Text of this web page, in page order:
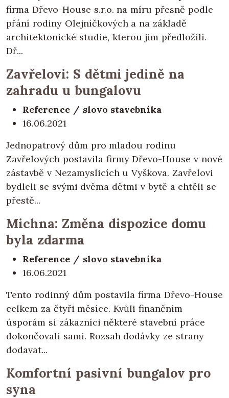
firma Dřevo-House s.r.o. na míru přesně podle
přání rodiny Olejníčkových a na základě
architektonické studie, kterou jim předložili.
Dř...
Zavřelovi: S dětmi jedině na
zahradu u bungalovu
Reference / slovo stavebníka
16.06.2021
Jednopatrový dům pro mladou rodinu
Zavřelových postavila firmy Dřevo-House v nové
zástavbě v Nezamyslicích u Vyškova. Zavřelovi
bydleli se svými dvěma dětmi v bytě a chtěli se
přestě...
Michna: Změna dispozice domu
byla zdarma
Reference / slovo stavebníka
16.06.2021
Tento rodinný dům postavila firma Dřevo-House
celkem za čtyři měsíce. Kvůli finančním
úsporám si zákazníci některé stavební práce
dokončovali sami. Rozsah dodávky ze strany
dodavat...
Komfortní pasivní bungalov pro
syna